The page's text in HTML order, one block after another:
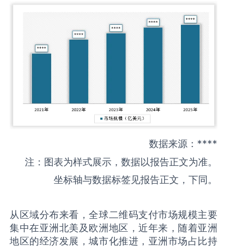
数据来源：****
注：图表为样式展示，数据以报告正文为准。
坐标轴与数据标签见报告正文，下同。
从区域分布来看，全球二维码支付市场规模主要
集中在亚洲北美及欧洲地区，近年来，随着亚洲
地区的经济发展，城市化推进，亚洲市场占比持